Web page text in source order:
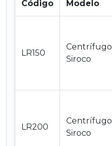
Código Modelo
LR150
Centrífugo
Siroco
LR200
Centrífugo
Siroco